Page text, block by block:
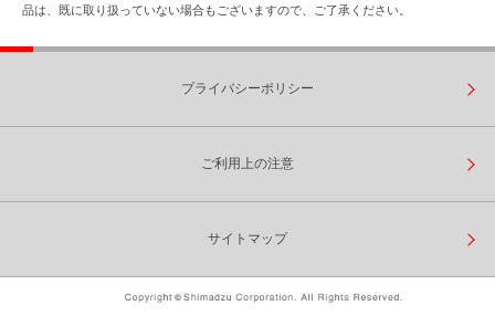
品は、既に取り扱っていない場合もございますので、ご了承ください。
プライバシーポリシー
ご利用上の注意
サイトマップ